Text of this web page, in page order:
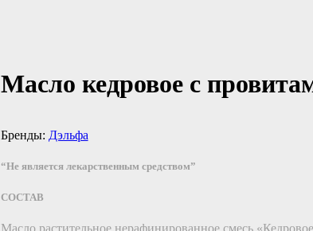
Масло кедровое с
Бренды: Дэльфа
“Не является лекарственным средством”
СОСТАВ
Масло растительное нерафинированное смесь